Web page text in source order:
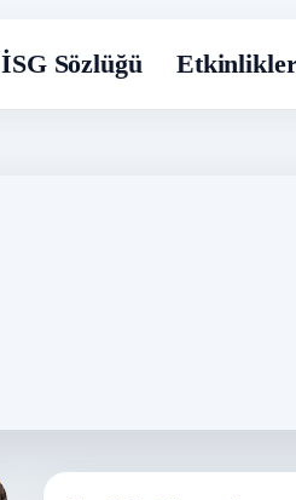
İSG Sözlüğü